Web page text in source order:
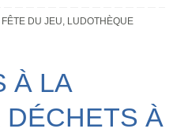
FÊTE DU JEU, LUDOTHÈQUE
À LA
À